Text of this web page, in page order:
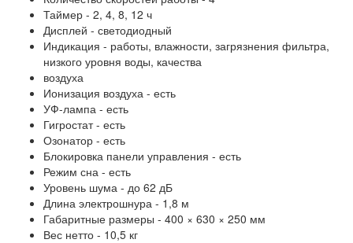
Таймер - 2, 4, 8, 12 ч
Дисплей - светодиодный
Индикация - работы, влажности, загрязнения фильтра,
низкого уровня воды, качества
воздуха
Ионизация воздуха - есть
УФ-лампа - есть
Гигростат - есть
Озонатор - есть
Блокировка панели управления - есть
Режим сна - есть
Уровень шума - до 62 дБ
Длина электрошнура - 1,8 м
Габаритные размеры - 400 × 630 × 250 мм
Вес нетто - 10,5 кг